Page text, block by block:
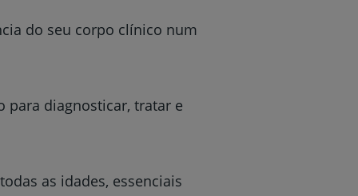
do seu corpo clínico num
para diagnosticar, tratar e
as idades, essenciais